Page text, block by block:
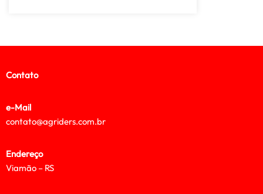
Contato
e-Mail
contato@agriders.com.br
Endereço
Viamão – RS